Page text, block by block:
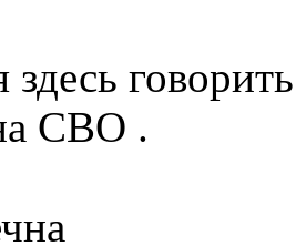
здесь
СВО .